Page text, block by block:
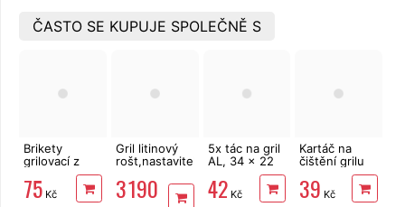
ČASTO SE KUPUJE SPOLEČNĚ S
Brikety
grilovací z
dřevěného
uhlí 2,5 kg
75 Kč
Gril litinový
rošt,nastavitelné
Cattara Royal
Classic
3 190
5x tác na gril
AL, 34 x 22
42 Kč
Kartáč na
čištění grilu
39 Kč